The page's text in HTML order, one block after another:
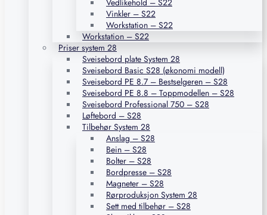
Vedlikehold – S22
Vinkler – S22
Workstation – S22
Workstation – S22
Priser system 28
Sveisebord plate System 28
Sveisebord Basic S28 (økonomi modell)
Sveisebord PE 8.7 – Bestselgeren – S28
Sveisebord PE 8.8 – Toppmodellen – S28
Sveisebord Professional 750 – S28
Løftebord – S28
Tilbehør System 28
Anslag – S28
Bein – S28
Bolter – S28
Bordpresse – S28
Magneter – S28
Rørproduksjon System 28
Sett med tilbehør – S28